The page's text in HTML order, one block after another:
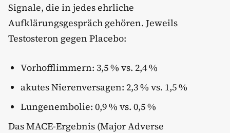
Signale, die in jedes ehrliche
Aufklärungsgespräch gehören. Jeweils
Testosteron gegen Placebo:
Vorhofflimmern: 3,5 % vs. 2,4 %
akutes Nierenversagen: 2,3 % vs. 1,5 %
Lungenembolie: 0,9 % vs. 0,5 %
Das MACE-Ergebnis (Major Adverse